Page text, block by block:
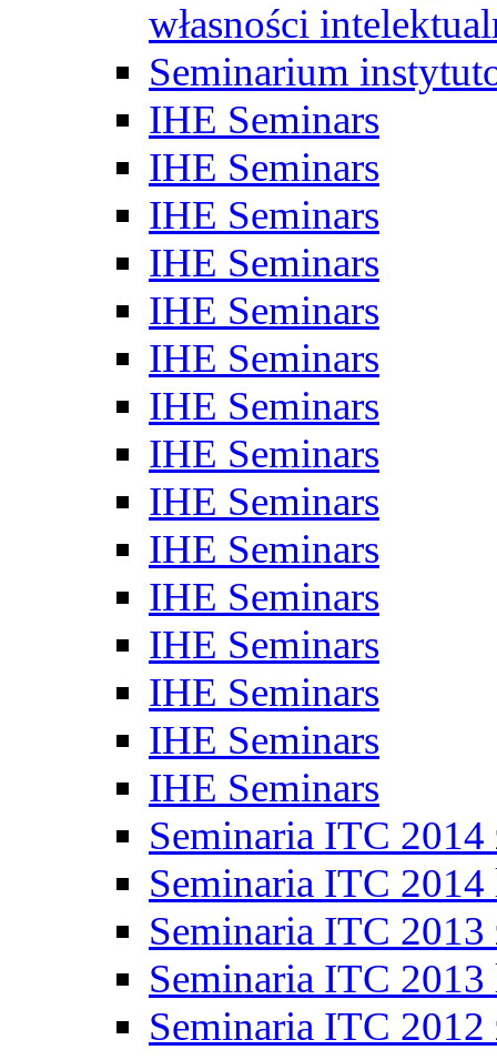
własności
Seminarium
IHE Seminars
IHE Seminars
IHE Seminars
IHE Seminars
IHE Seminars
IHE Seminars
IHE Seminars
IHE Seminars
IHE Seminars
IHE Seminars
IHE Seminars
IHE Seminars
IHE Seminars
IHE Seminars
IHE Seminars
Seminaria ITC 2014
Seminaria ITC 2014
Seminaria ITC 2013
Seminaria ITC 2013
Seminaria ITC 2012